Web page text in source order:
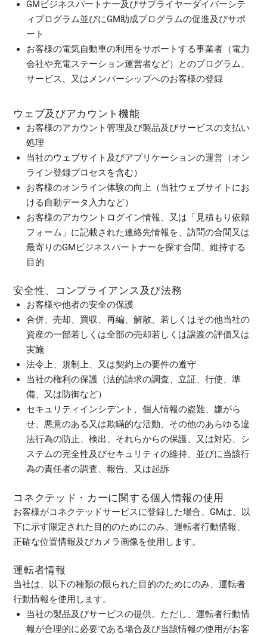
GMビジネスパートナー及びサプライヤーダイバーシテ
ィプログラム並びにGM助成プログラムの促進及びサポ
ート
お客様の電気自動車の利用をサポートする事業者（電力
会社や充電ステーション運営者など）とのプログラム、
サービス、又はメンバーシップへのお客様の登録
ウェブ及びアカウント機能
お客様のアカウント管理及び製品及びサービスの支払い
処理
当社のウェブサイト及びアプリケーションの運営（オン
ライン登録プロセスを含む）
お客様のオンライン体験の向上（当社ウェブサイトにお
ける自動データ入力など）
お客様のアカウントログイン情報、又は「見積もり依頼
フォーム」に記載された連絡先情報を、訪問の合間又は
最寄りのGMビジネスパートナーを探す合間、維持する
目的
安全性、コンプライアンス及び法務
お客様や他者の安全の保護
合併、売却、買収、再編、解散、若しくはその他当社の
資産の一部若しくは全部の売却若しくは譲渡の評価又は
実施
法令上、規制上、又は契約上の要件の遵守
当社の権利の保護（法的請求の調査、立証、行使、準
備、又は防御など）
セキュリティインシデント、個人情報の盗難、嫌がら
せ、悪意のある又は欺瞞的な活動、その他のあらゆる違
法行為の防止、検出、それらからの保護、又は対応、シ
ステムの完全性及びセキュリティの維持、並びに当該行
為の責任者の調査、報告、又は起訴
コネクテッド・カーに関する個人情報の使用
お客様がコネクテッドサービスに登録した場合、GMは、以
下に示す限定された目的のためにのみ、運転者行動情報、
正確な位置情報及びカメラ画像を使用します。
運転者情報
当社は、以下の種類の限られた目的のためにのみ、運転者
行動情報を使用します。
当社の製品及びサービスの提供。ただし、運転者行動情
報が合理的に必要である場合及び当該情報の使用がお客